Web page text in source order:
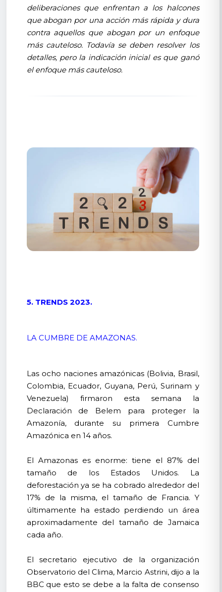
deliberaciones que enfrentan a los halcones
que abogan por una acción más rápida y dura
contra aquellos que abogan por un enfoque
más cauteloso. Todavía se deben resolver los
detalles, pero la indicación inicial es que ganó
el enfoque más cauteloso.
5. TRENDS 2023.
LA CUMBRE DE AMAZONAS.
Las ocho naciones amazónicas (Bolivia, Brasil,
Colombia, Ecuador, Guyana, Perú, Surinam y
Venezuela) firmaron esta semana la
Declaración de Belem para proteger la
Amazonía, durante su primera Cumbre
Amazónica en 14 años.
El Amazonas es enorme: tiene el 87% del
tamaño de los Estados Unidos. La
deforestación ya se ha cobrado alrededor del
17% de la misma, el tamaño de Francia. Y
últimamente ha estado perdiendo un área
aproximadamente del tamaño de Jamaica
cada año.
El secretario ejecutivo de la organización
Observatorio del Clima, Marcio Astrini, dijo a la
BBC que esto se debe a la falta de consenso